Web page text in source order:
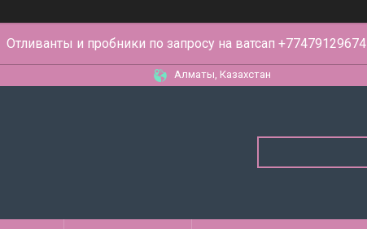
Отливанты и пробники по запросу на ватсап +77479129674
Алматы, Казахстан